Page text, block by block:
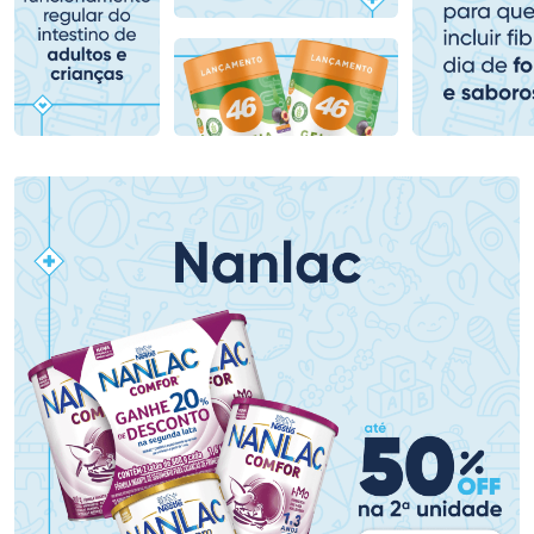
Comprar sem Desconto
Por R$ 153,99/cada
Comprar sem Desconto
Por R$ 153,99/cada
Comprar sem Desconto
Por R$ 478,99/cada
Comprar sem Desconto
Por R$ 478,99/cada